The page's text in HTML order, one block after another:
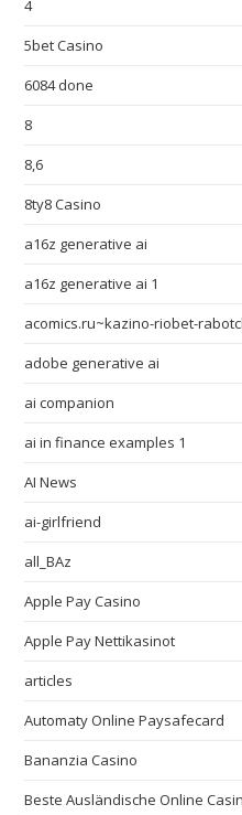
4
5bet Casino
6084 done
8
8,6
8ty8 Casino
a16z generative ai
a16z generative ai 1
acomics.ru~kazino-riobet-
adobe generative ai
ai companion
ai in finance examples 1
AI News
ai-girlfriend
all_BAz
Apple Pay Casino
Apple Pay Nettikasinot
articles
Automaty Online Paysafecard
Bananzia Casino
Beste Ausländische Online